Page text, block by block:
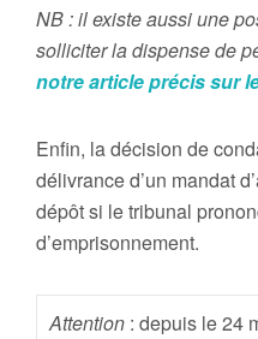
NB : il existe aussi une
solliciter la dispense de
notre article précis sur
Enfin, la décision de
délivrance d’un mandat
dépôt si le tribunal
d’emprisonnement.
Attention : depuis le 24